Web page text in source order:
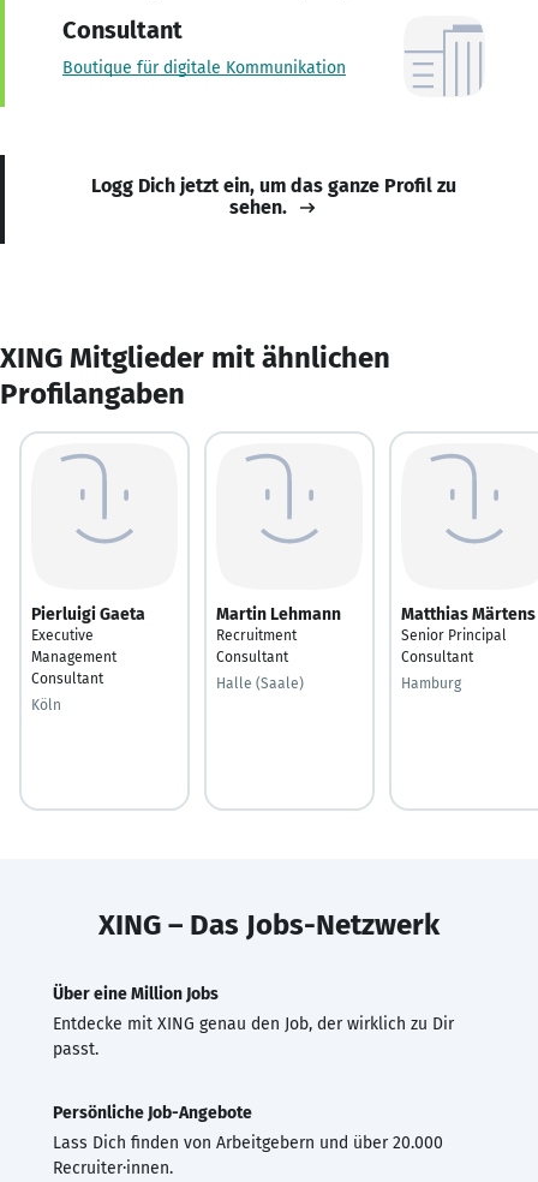
Consultant
Boutique für digitale Kommunikation
Logg Dich jetzt ein, um das ganze Profil zu
sehen.
XING Mitglieder mit ähnlichen
Profilangaben
Pierluigi Gaeta
Executive
Management
Consultant
Köln
Martin Lehmann
Recruitment
Consultant
Halle (Saale)
Matthias Märtens
Senior Principal
Consultant
Hamburg
XING – Das Jobs-Netzwerk
Über eine Million Jobs
Entdecke mit XING genau den Job, der wirklich zu Dir
passt.
Persönliche Job-Angebote
Lass Dich finden von Arbeitgebern und über 20.000
Recruiter·innen.